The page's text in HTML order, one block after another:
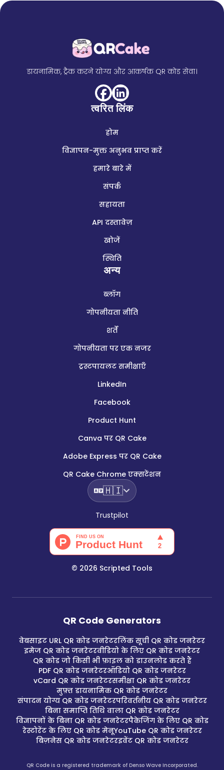
डायनामिक, ट्रैक करने योग्य और आकर्षक QR कोड सेवा।
त्वरित लिंक
होम
विज्ञापन-मुक्त अनुभव प्राप्त करें
हमारे बारे में
संपर्क
सहायता
API दस्तावेज़
खोजें
स्थिति
अन्य
ब्लॉग
गोपनीयता नीति
शर्तें
गोपनीयता पर एक नजर
ट्रस्टपायलट समीक्षाएँ
LinkedIn
Facebook
Product Hunt
Canva पर QR Cake
Adobe Express पर QR Cake
QR Cake Chrome एक्सटेंशन
🇭🇮
Trustpilot
© 2026 Scripted Tools
QR Code Generators
वेबसाइट URL QR कोड जनरेटरलिंक सूची QR कोड जनरेटर
इमेज QR कोड जनरेटरवीडियो के लिए QR कोड जनरेटर
QR कोड जो किसी भी फ़ाइल को डाउनलोड करते हैं
PDF QR कोड जनरेटरऑडियो QR कोड जनरेटर
vCard QR कोड जनरेटरसमीक्षा QR कोड जनरेटर
मुफ़्त डायनामिक QR कोड जनरेटर
संपादन योग्य QR कोड जनरेटरपरिवर्तनीय QR कोड जनरेटर
बिना समाप्ति तिथि वाला QR कोड जनरेटर
विज्ञापनों के बिना QR कोड जनरेटरपैकेजिंग के लिए QR कोड
रेस्टोरेंट के लिए QR कोड मेनूYouTube QR कोड जनरेटर
बिज़नेस QR कोड जनरेटरइवेंट QR कोड जनरेटर
QR Code is a registered trademark of Denso Wave Incorporated.